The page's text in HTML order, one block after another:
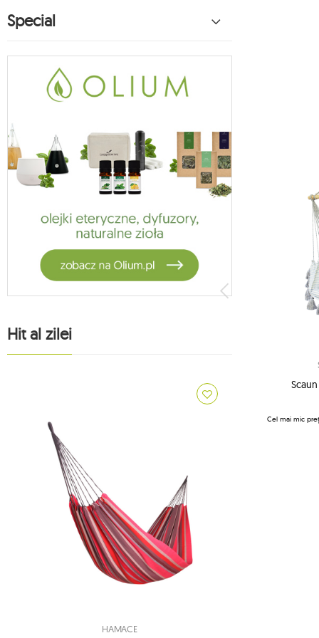
koala accesorii pentru hamac 27
habana
hamac lunar
suspensie hamac 13
hamac din bumbac 1
zestawy ogrodowe 1
4
crua outdoor
oslo
1
accesorii koala
accesorii ticket to the moon
adventure
alți producători
american dream
Special
Hit al zilei
HAMACE
Cel mai mic